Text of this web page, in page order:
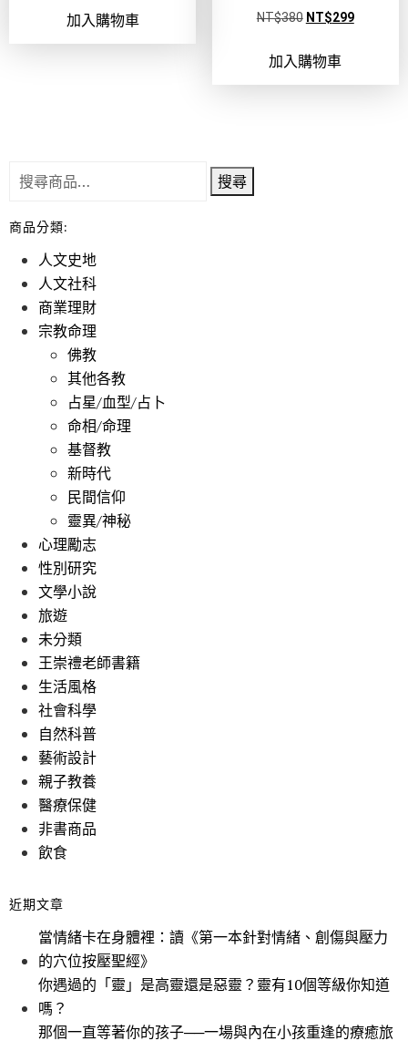
加入購物車 NT$380 NT$299
加入購物車
搜尋
商品分類:
人文史地
人文社科
商業理財
宗教命理
佛教
其他各教
占星/血型/占卜
命相/命理
基督教
新時代
民間信仰
靈異/神秘
心理勵志
性別研究
文學小說
旅遊
未分類
王崇禮老師書籍
生活風格
社會科學
自然科普
藝術設計
親子教養
醫療保健
非書商品
飲食
近期文章
當情緒卡在身體裡：讀《第一本針對情緒、創傷與壓力
的穴位按壓聖經》
你遇過的「靈」是高靈還是惡靈？靈有10個等級你知道
嗎？
那個一直等著你的孩子──一場與內在小孩重逢的療癒旅